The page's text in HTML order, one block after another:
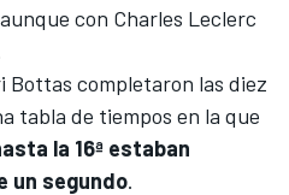
con Charles Leclerc
Bottas completaron las diez
tabla de tiempos en la que
la 16ª estaban
un segundo.